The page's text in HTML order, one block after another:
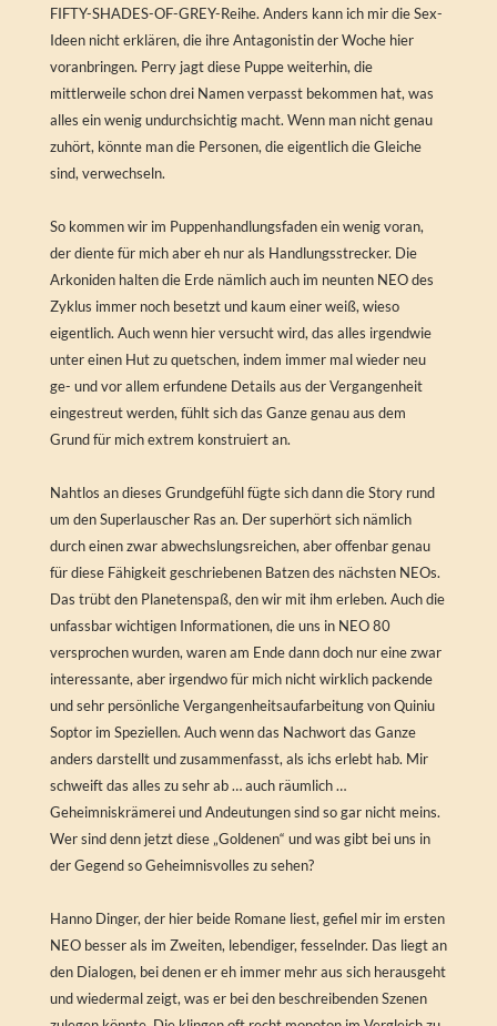
FIFTY-SHADES-OF-GREY-Reihe. Anders kann ich mir die Sex-
Ideen nicht erklären, die ihre Antagonistin der Woche hier
voranbringen. Perry jagt diese Puppe weiterhin, die
mittlerweile schon drei Namen verpasst bekommen hat, was
alles ein wenig undurchsichtig macht. Wenn man nicht genau
zuhört, könnte man die Personen, die eigentlich die Gleiche
sind, verwechseln.
So kommen wir im Puppenhandlungsfaden ein wenig voran,
der diente für mich aber eh nur als Handlungsstrecker. Die
Arkoniden halten die Erde nämlich auch im neunten NEO des
Zyklus immer noch besetzt und kaum einer weiß, wieso
eigentlich. Auch wenn hier versucht wird, das alles irgendwie
unter einen Hut zu quetschen, indem immer mal wieder neu
ge- und vor allem erfundene Details aus der Vergangenheit
eingestreut werden, fühlt sich das Ganze genau aus dem
Grund für mich extrem konstruiert an.
Nahtlos an dieses Grundgefühl fügte sich dann die Story rund
um den Superlauscher Ras an. Der superhört sich nämlich
durch einen zwar abwechslungsreichen, aber offenbar genau
für diese Fähigkeit geschriebenen Batzen des nächsten NEOs.
Das trübt den Planetenspaß, den wir mit ihm erleben. Auch die
unfassbar wichtigen Informationen, die uns in NEO 80
versprochen wurden, waren am Ende dann doch nur eine zwar
interessante, aber irgendwo für mich nicht wirklich packende
und sehr persönliche Vergangenheitsaufarbeitung von Quiniu
Soptor im Speziellen. Auch wenn das Nachwort das Ganze
anders darstellt und zusammenfasst, als ichs erlebt hab. Mir
schweift das alles zu sehr ab … auch räumlich …
Geheimniskrämerei und Andeutungen sind so gar nicht meins.
Wer sind denn jetzt diese „Goldenen“ und was gibt bei uns in
der Gegend so Geheimnisvolles zu sehen?
Hanno Dinger, der hier beide Romane liest, gefiel mir im ersten
NEO besser als im Zweiten, lebendiger, fesselnder. Das liegt an
den Dialogen, bei denen er eh immer mehr aus sich herausgeht
und wiedermal zeigt, was er bei den beschreibenden Szenen